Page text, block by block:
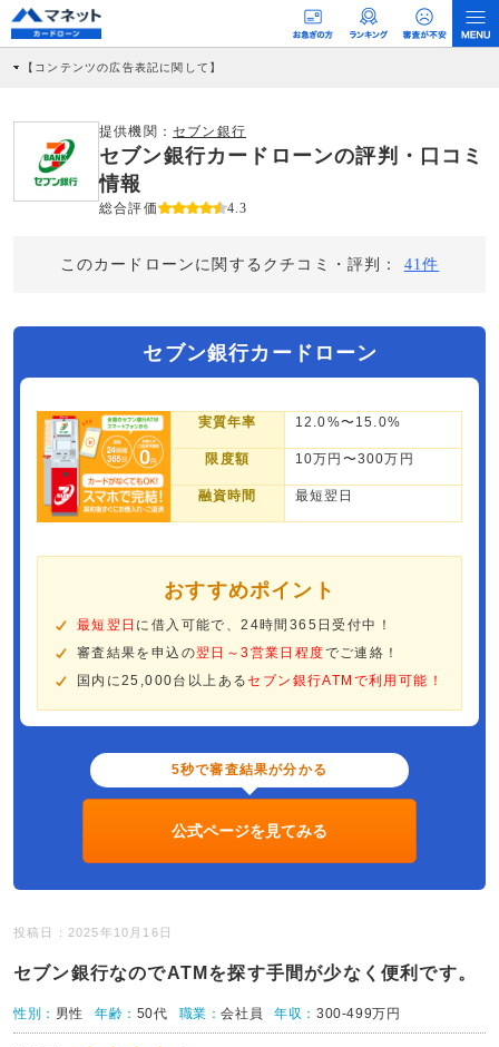
【コンテンツの広告表記に関して】
社に対して企業から紹介報酬が支払われるという収益モデルです。 ただし、特定の
商品を根拠なくPRするものではなく、当編集部の調査／ユーザーへの口コミ収集な
どに基づき、公平性を担保した情報提供を行っています。
>提携企業一覧
提供機関： セブン銀行
セブン銀行カードローンの評判・口コミ
情報
総合評価 4.3
このカードローンに関するクチコミ・評判： 41件
セブン銀行カードローン
実質年率 12.0%〜15.0%
限度額 10万円〜300万円
融資時間 最短翌日
おすすめポイント
最短翌日 に借入可能で、24時間365日受付中！
審査結果を申込の翌日～3営業日程度でご連絡！
国内に25,000台以上あるセブン銀行ATMで利用可能！
5秒で審査結果が分かる
公式ページを見てみる
投稿日：2025年10月16日
セブン銀行なのでATMを探す手間が少なく便利です。
性別： 男性 年齢： 50代 職業：会社員 年収：300-499万円